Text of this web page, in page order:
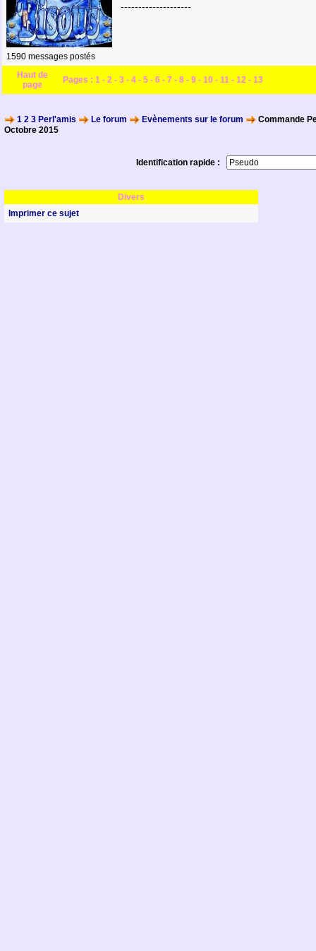
1590 messages postés
--------------------
Haut de
page
Pages : 1 - 2 - 3 - 4 - 5 - 6 - 7 - 8 - 9 - 10 - 11 - 12 - 13
1 2 3 Perl'amis Le forum Evènements sur le forum
Commande
Octobre 2015
Identification rapide :
Divers
Imprimer ce sujet